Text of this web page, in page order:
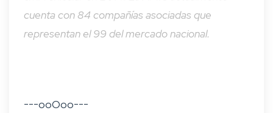
cuenta con 84 compañías asociadas que
representan el 99 del mercado nacional.
---ooOoo---